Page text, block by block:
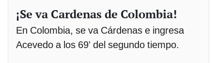
¡Se va Cardenas de Colombia!
En Colombia, se va Cárdenas e ingresa
Acevedo a los 69' del segundo tiempo.